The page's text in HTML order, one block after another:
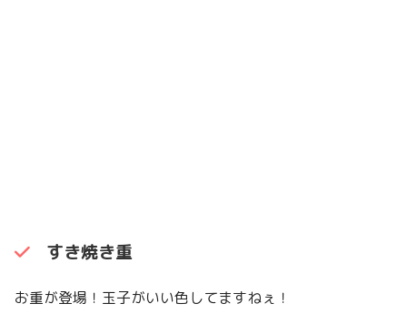
すき焼き重
お重が登場！玉子がいい色してますねぇ！